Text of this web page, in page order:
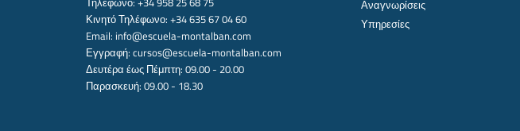
Κινητό Τηλέφωνο: +34 635 67 04 60
Email: info@escuela-montalban.com
Εγγραφή: cursos@escuela-montalban.com
Δευτέρα έως Πέμπτη: 09.00 - 20.00
Παρασκευή: 09.00 - 18.30
Αναγνωρίσεις
Υπηρεσίες